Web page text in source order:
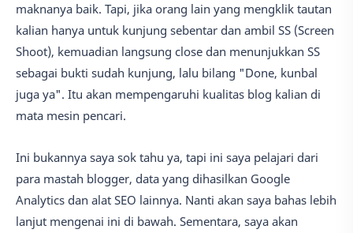
maknanya baik. Tapi, jika orang lain yang mengklik tautan
kalian hanya untuk kunjung sebentar dan ambil SS (Screen
Shoot), kemuadian langsung close dan menunjukkan SS
sebagai bukti sudah kunjung, lalu bilang "Done, kunbal
juga ya". Itu akan mempengaruhi kualitas blog kalian di
mata mesin pencari.
Ini bukannya saya sok tahu ya, tapi ini saya pelajari dari
para mastah blogger, data yang dihasilkan Google
Analytics dan alat SEO lainnya. Nanti akan saya bahas lebih
lanjut mengenai ini di bawah. Sementara, saya akan